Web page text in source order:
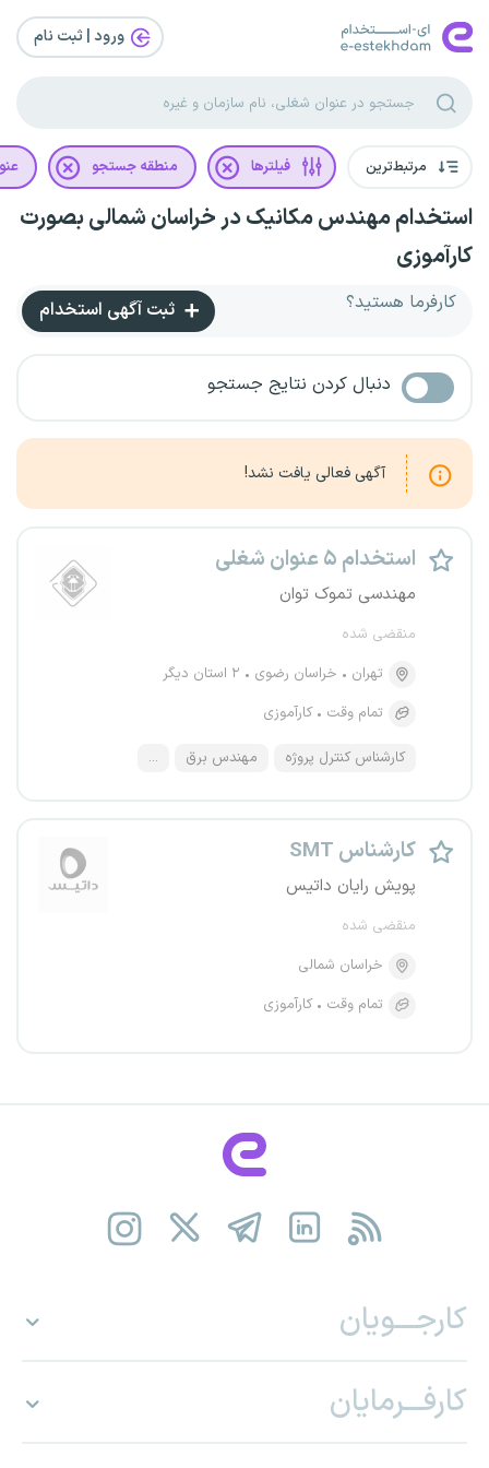
ورود | ثبت‌ نام
مرتبط‌ترین فیلترها منطقه جستجو
استخدام مهندس مکانیک در خراسان شمالی بصورت
کارآموزی
کارفرما هستید؟ ثبت آگهی استخدام
دنبال کردن نتایج جستجو
آگهی فعالی یافت نشد!
استخدام ۵ عنوان شغلی
مهندسی تموک توان
منقضی شده
تهران
خراسان رضوی
۲ استان دیگر
تمام وقت
کارآموزی
کارشناس کنترل پروژه مهندس برق ...
کارشناس SMT
پویش رایان داتیس
منقضی شده
خراسان شمالی
تمام وقت
کارآموزی
کارجـــویان
کارفـــرمایان